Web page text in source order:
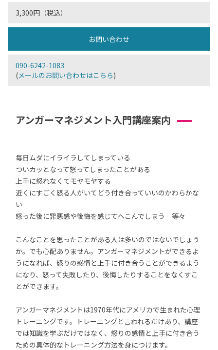
3,300円（税込）
お問い合わせ
090-6242-1083
(メールのお問い合わせはこちら)
アンガーマネジメント入門講座案内
毎日ムダにイライラしてしまっている
ついカッとなって怒ってしまったことがある
上手に怒れなくてモヤモヤする
近くにすごく怒る人がいてどう付き合っていいのかわらかな
い
怒った後に罪悪感や後悔を感じてへこんでしまう 等々
こんなことを思ったことがある人は多いのではないでしょう
か。でも心配ありません。アンガーマネジメントができるよ
うになれば、怒りの感情と上手に付き合うことができるよう
になり、怒って失敗したり、後悔したりすることをなくすこ
とができます。
アンガーマネジメントは1970年代にアメリカで生まれた心理
トレーニングです。トレーニングと言われるだけあり、講座
では知識を学ぶだけではなく、怒りの感情と上手に付き合う
ための具体的なトレーニング方法を身につけます。